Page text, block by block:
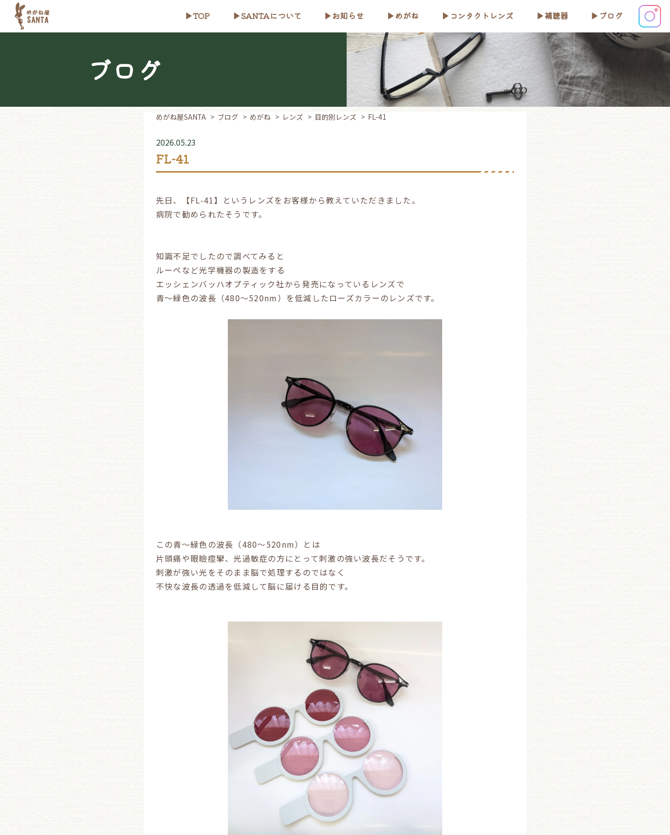
TOP SANTAについて お知らせ めがね コンタクトレンズ 補聴器 ブログ
ブログ
めがね屋SANTA> ブログ > めがね> レンズ > 目的別レンズ > FL-41
2026.05.23
FL-41
先日、【FL-41】というレンズをお客様から教えていただきました。
病院で勧められたそうです。
知識不足でしたので調べてみると
ルーペなど光学機器の製造をする
エッシェンバッハオプティック社から発売になっているレンズで
青～緑色の波長（480〜520nm）を低減したローズカラーのレンズです。
この青～緑色の波長（480〜520nm）とは
片頭痛や眼瞼痙攣、光過敏症の方にとって刺激の強い波長だそうです。
刺激が強い光をそのまま脳で処理するのではなく
不快な波長の透過を低減して脳に届ける目的です。